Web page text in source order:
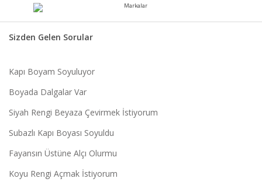
Sizden Gelen Sorular
Kapı Boyam Soyuluyor
Boyada Dalgalar Var
Siyah Rengi Beyaza Çevirmek İstiyorum
Subazlı Kapı Boyası Soyuldu
Fayansın Üstüne Alçı Olurmu
Koyu Rengi Açmak İstiyorum